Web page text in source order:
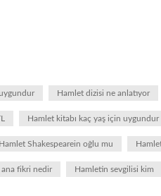
Hamlet dizisi ne anlatıyor
Hamlet kitabı kaç yaş için uygundur
Hamlet Shakespearein oğlu mu
fikri nedir Hamletin sevgilisi kim